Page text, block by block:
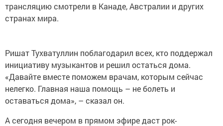
трансляцию смотрели в Канаде, Австралии и других
странах мира.
Ришат Тухватуллин поблагодарил всех, кто поддержал
инициативу музыкантов и решил остаться дома.
«Давайте вместе поможем врачам, которым сейчас
нелегко. Главная наша помощь – не болеть и
оставаться дома», – сказал он.
А сегодня вечером в прямом эфире даст рок-